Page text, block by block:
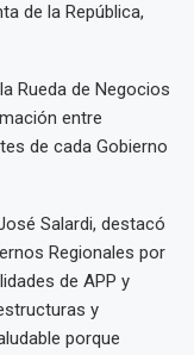
de la República,
Rueda de Negocios
entre
de cada Gobierno
Salardi, destacó
Regionales por
de APP y
y
porque